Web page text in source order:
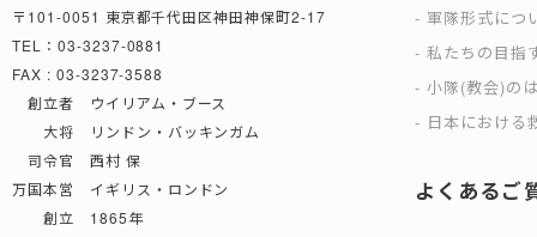
〒101-0051 東京都千代田区神田神保町2-17
TEL：03-3237-0881
FAX : 03-3237-3588
創立者 ウイリアム・ブース
大将 リンドン・バッキンガム
司令官 西村 保
万国本営 イギリス・ロンドン
創立 1865年
軍隊形式につ
私たちの目指
小隊(教会)の
日本における
よくあるご